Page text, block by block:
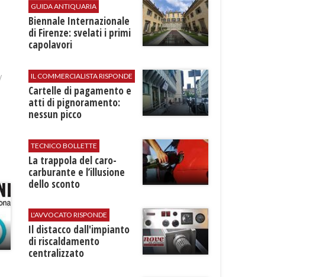
GUIDA ANTIQUARIA
Biennale Internazionale
di Firenze: svelati i primi
capolavori
IL COMMERCIALISTA RISPONDE
Cartelle di pagamento e
atti di pignoramento:
nessun picco
TECNICO BOLLETTE
​La trappola del caro-
carburante e l’illusione
dello sconto
L'AVVOCATO RISPONDE
Il distacco dall'impianto
di riscaldamento
centralizzato